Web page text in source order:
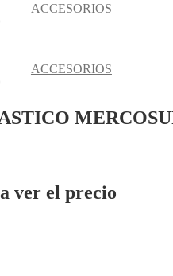
ACCESORIOS
ACCESORIOS
ver el precio